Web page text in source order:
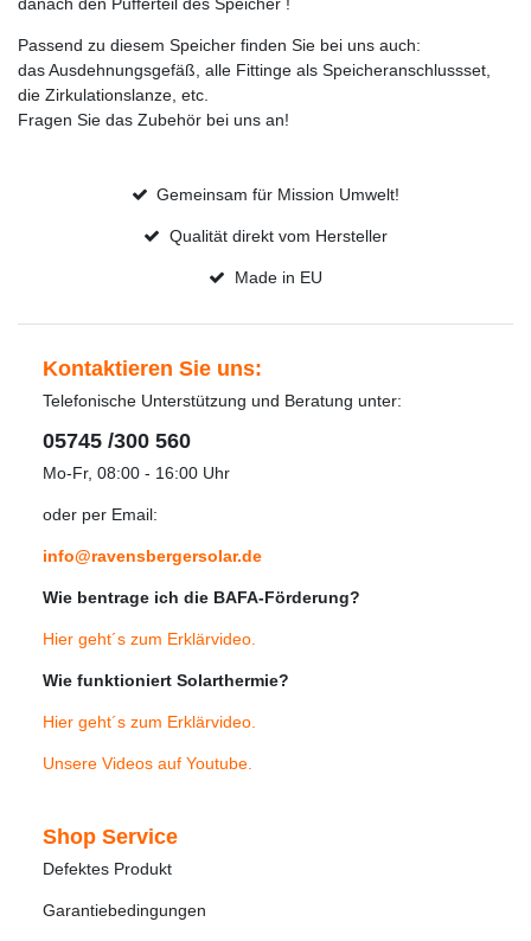
danach den Pufferteil des Speicher !
Passend zu diesem Speicher finden Sie bei uns auch:
das Ausdehnungsgefäß, alle Fittinge als Speicheranschlussset,
die Zirkulationslanze, etc.
Fragen Sie das Zubehör bei uns an!
Gemeinsam für Mission Umwelt!
Qualität direkt vom Hersteller
Made in EU
Kontaktieren Sie uns:
Telefonische Unterstützung und Beratung unter:
05745 /300 560
Mo-Fr, 08:00 - 16:00 Uhr
oder per Email:
info@ravensbergersolar.de
Wie bentrage ich die BAFA-Förderung?
Hier geht´s zum Erklärvideo.
Wie funktioniert Solarthermie?
Hier geht´s zum Erklärvideo.
Unsere Videos auf Youtube.
Shop Service
Defektes Produkt
Garantiebedingungen